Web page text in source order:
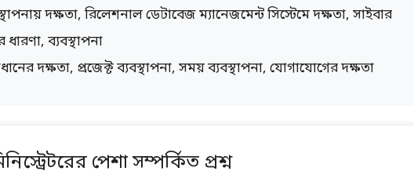
দক্ষতা, রিলেশনাল ডেটাবেজ ম্যানেজমেন্ট সিস্টেমে দক্ষতা, সাইবার
ধারণা, ব্যবস্থাপনা
দক্ষতা, প্রজেক্ট ব্যবস্থাপনা, সময় ব্যবস্থাপনা, যোগাযোগের দক্ষতা
পেশা সম্পর্কিত প্রশ্ন